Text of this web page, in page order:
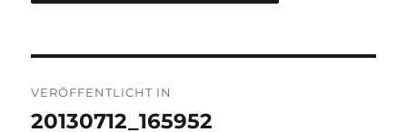
VERÖFFENTLICHT IN
20130712_165952